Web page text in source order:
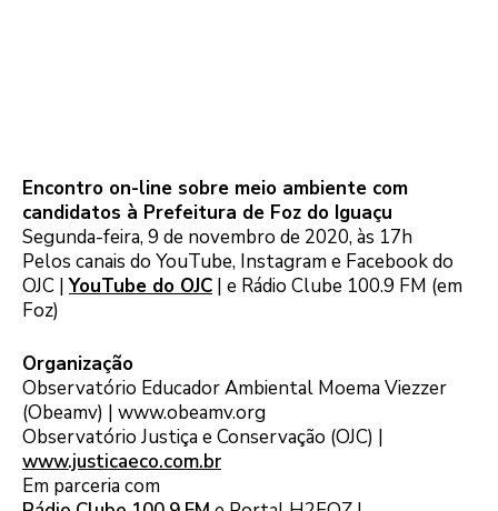
Encontro on-line sobre meio ambiente com
candidatos à Prefeitura de Foz do Iguaçu
Segunda-feira, 9 de novembro de 2020, às 17h
Pelos canais do YouTube, Instagram e Facebook do
OJC |YouTube do OJC | e Rádio Clube 100.9 FM (em
Foz)
Organização
Observatório Educador Ambiental Moema Viezzer
(Obeamv) | www.obeamv.org
Observatório Justiça e Conservação (OJC) |
www.justicaeco.com.br
Em parceria com